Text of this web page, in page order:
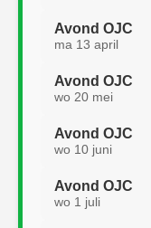
Avond OJC
ma 13 april
Avond OJC
wo 20 mei
Avond OJC
wo 10 juni
Avond OJC
wo 1 juli